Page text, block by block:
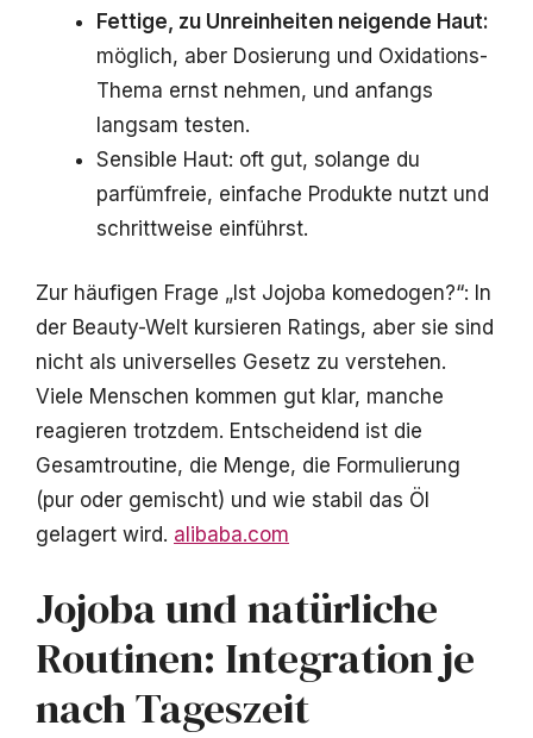
Fettige, zu Unreinheiten neigende Haut:
möglich, aber Dosierung und Oxidations-
Thema ernst nehmen, und anfangs
langsam testen.
Sensible Haut: oft gut, solange du
parfümfreie, einfache Produkte nutzt und
schrittweise einführst.
Zur häufigen Frage „Ist Jojoba komedogen?“: In
der Beauty-Welt kursieren Ratings, aber sie sind
nicht als universelles Gesetz zu verstehen.
Viele Menschen kommen gut klar, manche
reagieren trotzdem. Entscheidend ist die
Gesamtroutine, die Menge, die Formulierung
(pur oder gemischt) und wie stabil das Öl
gelagert wird. alibaba.com
Jojoba und natürliche
Routinen: Integration je
nach Tageszeit